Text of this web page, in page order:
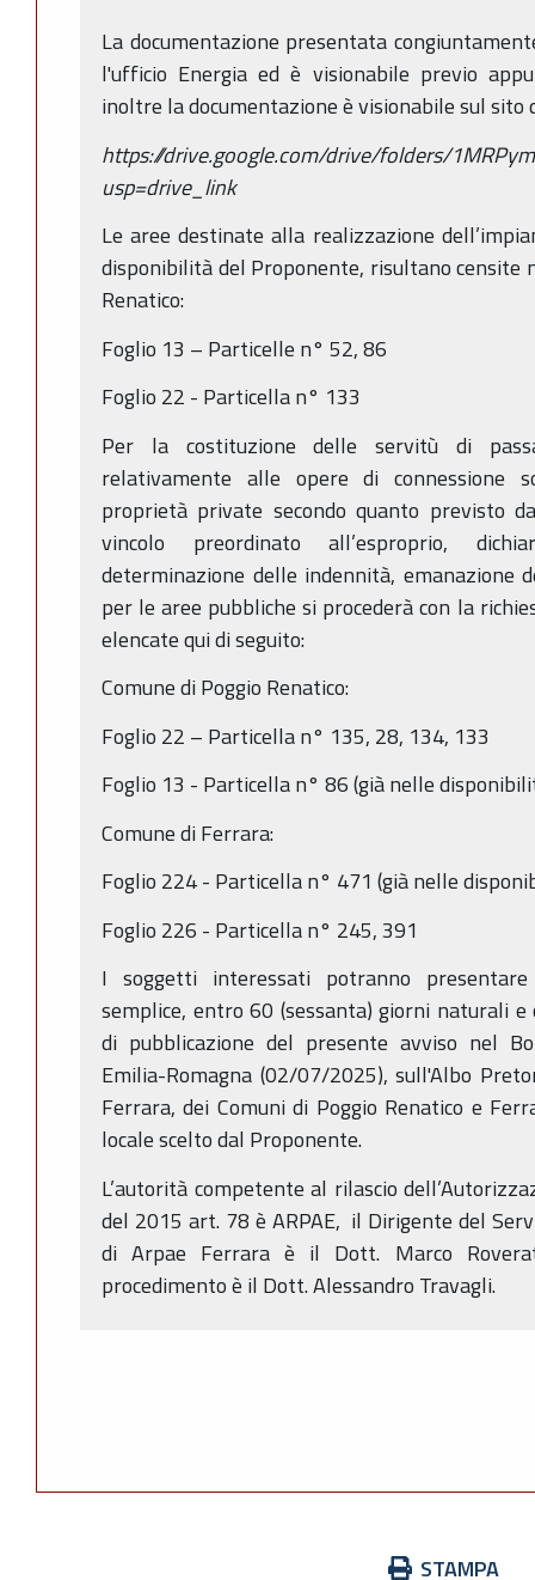
La documentazione presentata
l'ufficio Energia ed è visionabile previo
inoltre la documentazione è visionabile sul sito
https://drive.google.com/drive/folders/
usp=drive_link
Le aree destinate alla realizzazione
disponibilità del Proponente, risultano censite
Renatico:
Foglio 13 – Particelle n° 52, 86
Foglio 22 - Particella n° 133
Per la costituzione delle servitù di
relativamente alle opere di connessione
proprietà private secondo quanto previsto
vincolo preordinato all’esproprio,
determinazione delle indennità, emanazione
per le aree pubbliche si procederà con la
elencate qui di seguito:
Comune di Poggio Renatico:
Foglio 22 – Particella n° 135, 28, 134, 133
Foglio 13 - Particella n° 86 (già nelle
Comune di Ferrara:
Foglio 224 - Particella n° 471 (già nelle
Foglio 226 - Particella n° 245, 391
I soggetti interessati potranno
semplice, entro 60 (sessanta) giorni naturali
di pubblicazione del presente avviso nel
Emilia-Romagna (02/07/2025), sull'Albo
Ferrara, dei Comuni di Poggio Renatico e
locale scelto dal Proponente.
L’autorità competente al rilascio
del 2015 art. 78 è ARPAE, il Dirigente del
di Arpae Ferrara è il Dott. Marco
procedimento è il Dott. Alessandro Travagli.
STAMPA